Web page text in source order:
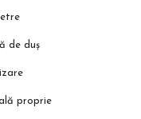
de duș
proprie